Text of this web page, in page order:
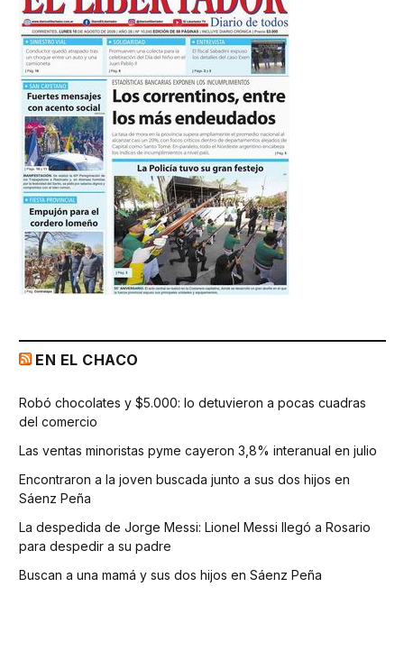
EN EL CHACO
Robó chocolates y $5.000: lo detuvieron a pocas cuadras
del comercio
Las ventas minoristas pyme cayeron 3,8% interanual en julio
Encontraron a la joven buscada junto a sus dos hijos en
Sáenz Peña
La despedida de Jorge Messi: Lionel Messi llegó a Rosario
para despedir a su padre
Buscan a una mamá y sus dos hijos en Sáenz Peña